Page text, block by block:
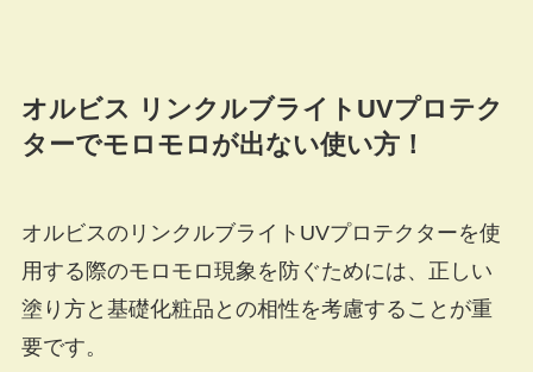
オルビス リンクルブライトUVプロテク
ターでモロモロが出ない使い方！
オルビスのリンクルブライトUVプロテクターを使
用する際のモロモロ現象を防ぐためには、正しい
塗り方と基礎化粧品との相性を考慮することが重
要です。